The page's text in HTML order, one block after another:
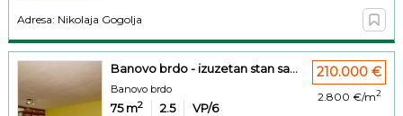
Adresa: Nikolaja Gogolja
Banovo brdo - izuzetan stan sa...
Banovo brdo
75m2 2.5 VP/6
210.000 €
2.800 €/m2